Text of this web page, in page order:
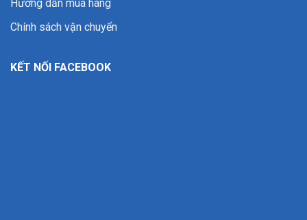
Hướng dẫn mua hàng
Chính sách vận chuyển
KẾT NỐI FACEBOOK